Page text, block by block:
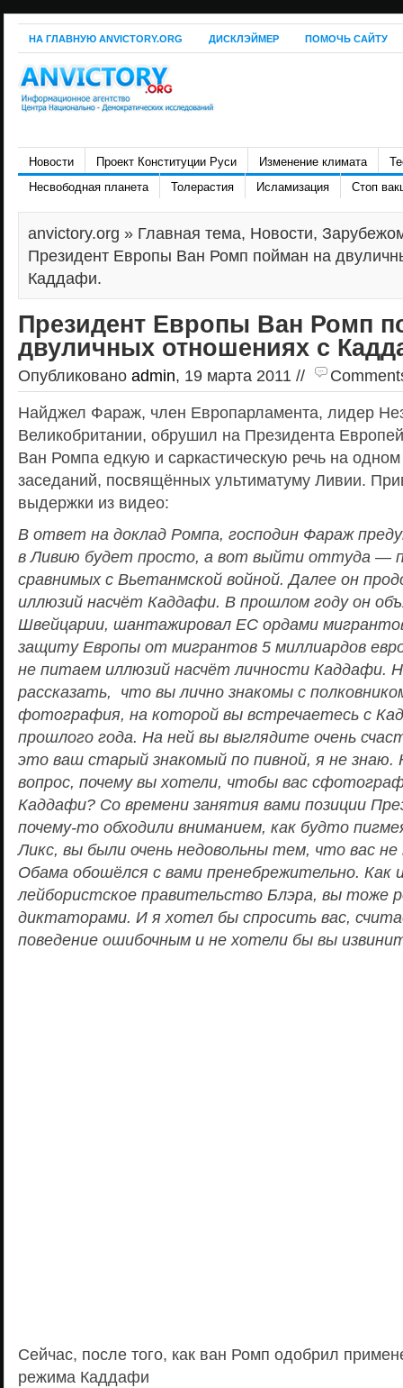
НА ГЛАВНУЮ ANVICTORY.ORG ДИСКЛЭЙМЕР ПОМОЧЬ САЙТУ
Новости Проект Конституции Руси Изменение климата
Несвободная планета
Толерастия Исламизация Стоп
anvictory.org » Главная тема, Новости,
Президент Европы Ван Ромп пойман на
Каддафи.
Президент Европы Ван Ромп
двуличных отношениях с
Опубликовано admin, 19 марта 2011 //
Найджел Фараж, член Европарламента, лидер
Великобритании, обрушил на Президента
Ван Ромпа едкую и саркастическую речь на
заседаний, посвящённых ультиматуму Ливии.
выдержки из видео:
В ответ на доклад Ромпа, господин Фараж
в Ливию будет просто, а вот выйти оттуда —
сравнимых с Вьетанмской войной. Далее он
иллюзий насчёт Каддафи. В прошлом году он
Швейцарии, шантажировал ЕС ордами
защиту Европы от мигрантов 5 миллиардов
не питаем иллюзий насчёт личности Каддафи.
рассказать, что вы лично знакомы с
фотография, на которой вы встречаетесь с
прошлого года. На ней вы выглядите очень
это ваш старый знакомый по пивной, я не знаю.
вопрос, почему вы хотели, чтобы вас
Каддафи? Со времени занятия вами позиции
почему-то обходили вниманием, как будто
Ликс, вы были очень недовольны тем, что вас не
Обама обошёлся с вами пренебрежительно. Как
лейбористское правительство Блэра, вы тоже
диктаторами. И я хотел бы спросить вас,
поведение ошибочным и не хотели бы вы
Сейчас, после того, как ван Ромп одобрил
режима Каддафи